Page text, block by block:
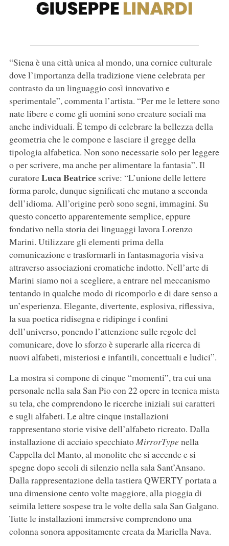
“Siena è una città unica al mondo, una cornice culturale
dove l’importanza della tradizione viene celebrata per
contrasto da un linguaggio così innovativo e
sperimentale”, commenta l’artista. “Per me le lettere sono
nate libere e come gli uomini sono creature sociali ma
anche individuali. È tempo di celebrare la bellezza della
geometria che le compone e lasciare il gregge della
tipologia alfabetica. Non sono necessarie solo per leggere
o per scrivere, ma anche per alimentare la fantasia”. Il
curatoreLuca Beatricescrive: “L’unione delle lettere
forma parole, dunque significati che mutano a seconda
dell’idioma. All’origine però sono segni, immagini. Su
questo concetto apparentemente semplice, eppure
fondativo nella storia dei linguaggi lavora Lorenzo
Marini. Utilizzare gli elementi prima della
comunicazione e trasformarli in fantasmagoria visiva
attraverso associazioni cromatiche indotto. Nell’arte di
Marini siamo noi a scegliere, a entrare nel meccanismo
tentando in qualche modo di ricomporlo e di dare senso a
un’esperienza. Elegante, divertente, esplosiva, riflessiva,
la sua poetica ridisegna e ridipinge i confini
dell’universo, ponendo l’attenzione sulle regole del
comunicare, dove lo sforzo è superarle alla ricerca di
nuovi alfabeti, misteriosi e infantili, concettuali e ludici”.
La mostra si compone di cinque “momenti”, tra cui una
personale nella sala San Pio con 22 opere in tecnica mista
su tela, che comprendono le ricerche iniziali sui caratteri
e sugli alfabeti. Le altre cinque installazioni
rappresentano storie visive dell’alfabeto ricreato. Dalla
installazione di acciaio specchiatoMirrorTypenella
Cappella del Manto, al monolite che si accende e si
spegne dopo secoli di silenzio nella sala Sant’Ansano.
Dalla rappresentazione della tastiera QWERTY portata a
una dimensione cento volte maggiore, alla pioggia di
seimila lettere sospese tra le volte della sala San Galgano.
Tutte le installazioni immersive comprendono una
colonna sonora appositamente creata da Mariella Nava.